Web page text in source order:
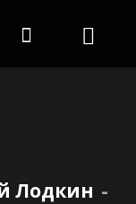
Лодкин -